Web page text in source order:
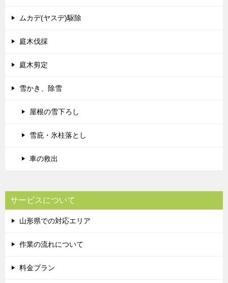
ムカデ(ヤスデ)駆除
庭木伐採
庭木剪定
雪かき、除雪
屋根の雪下ろし
雪庇・氷柱落とし
車の救出
サービスについて
山形県での対応エリア
作業の流れについて
料金プラン